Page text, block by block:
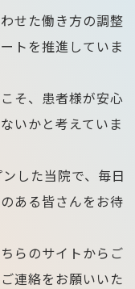
せた働き方の調整
トを推進していま
そ、患者様が安心
いかと考えていま
した当院で、毎日
ある皆さんをお待
らのサイトからご
連絡をお願いいた